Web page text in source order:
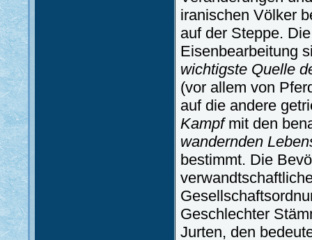
iranischen Völker
auf der Steppe.
Eisenbearbeitung
wichtigste Quelle
(vor allem von
auf die andere
Kampfmit den
wandernden
bestimmt. Die
Geschlechter
Jurten, den